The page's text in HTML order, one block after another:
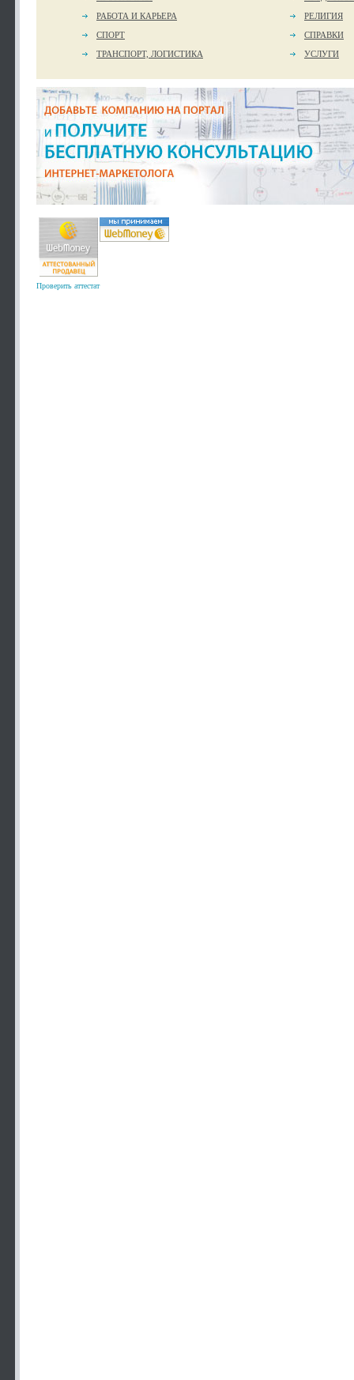
РАБОТА И КАРЬЕРА
РЕЛИГИЯ
СПОРТ
СПРАВКИ
ТРАНСПОРТ, ЛОГИСТИКА
УСЛУГИ
Проверить аттестат